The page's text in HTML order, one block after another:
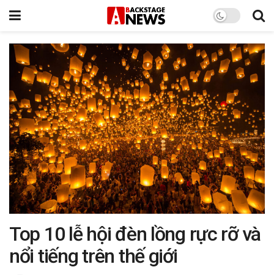
Top 10 lễ hội đèn lồng rực rỡ và
nổi tiếng trên thế giới